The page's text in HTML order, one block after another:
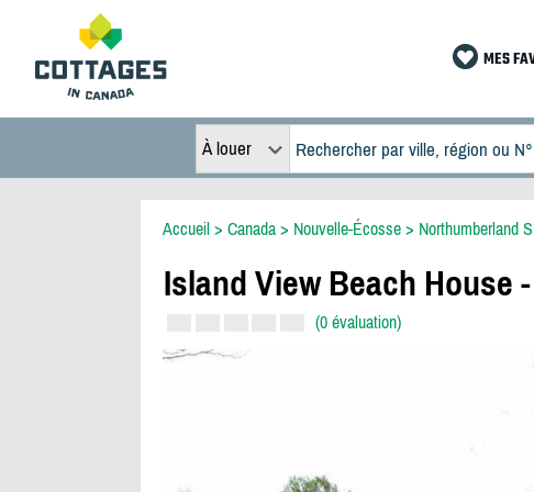
MES
À louer
Accueil> Canada> Nouvelle-Écosse> Northumberland
Island View Beach House
(0 évaluation)